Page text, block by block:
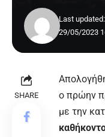
Last updated:
29/05/2023
SHARE
ο πρώην
με την